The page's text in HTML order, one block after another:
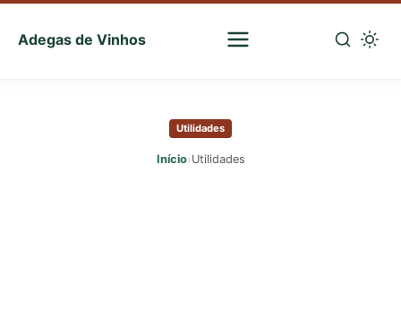
Adegas de Vinhos
Sua
Utilidades
Início›Utilidades